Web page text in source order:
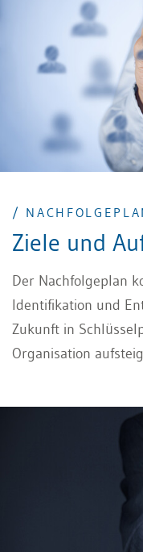
/
Ziele und
Der Nachfolgeplan
Identifikation und
Zukunft in
Organisation